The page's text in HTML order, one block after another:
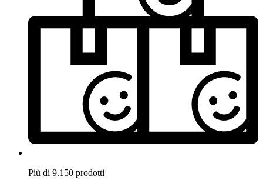
Più di 9.150 prodotti